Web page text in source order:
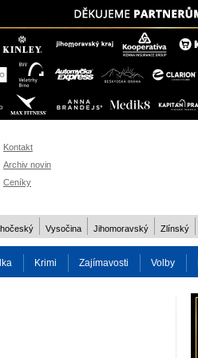
Kontakt
Archiv novin
Ceníky
Vysočina Jihomoravský Zlínský
Krimi Zajímavosti Volby